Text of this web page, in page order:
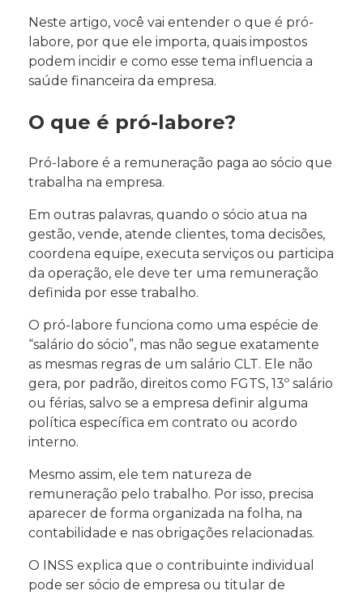
Neste artigo, você vai entender o que é pró-
labore, por que ele importa, quais impostos
podem incidir e como esse tema influencia a
saúde financeira da empresa.
O que é pró-labore?
Pró-labore é a remuneração paga ao sócio que
trabalha na empresa.
Em outras palavras, quando o sócio atua na
gestão, vende, atende clientes, toma decisões,
coordena equipe, executa serviços ou participa
da operação, ele deve ter uma remuneração
definida por esse trabalho.
O pró-labore funciona como uma espécie de
“salário do sócio”, mas não segue exatamente
as mesmas regras de um salário CLT. Ele não
gera, por padrão, direitos como FGTS, 13º salário
ou férias, salvo se a empresa definir alguma
política específica em contrato ou acordo
interno.
Mesmo assim, ele tem natureza de
remuneração pelo trabalho. Por isso, precisa
aparecer de forma organizada na folha, na
contabilidade e nas obrigações relacionadas.
O INSS explica que o contribuinte individual
pode ser sócio de empresa ou titular de